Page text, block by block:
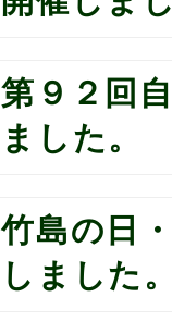
第９２回
ました。
竹島の日
しました